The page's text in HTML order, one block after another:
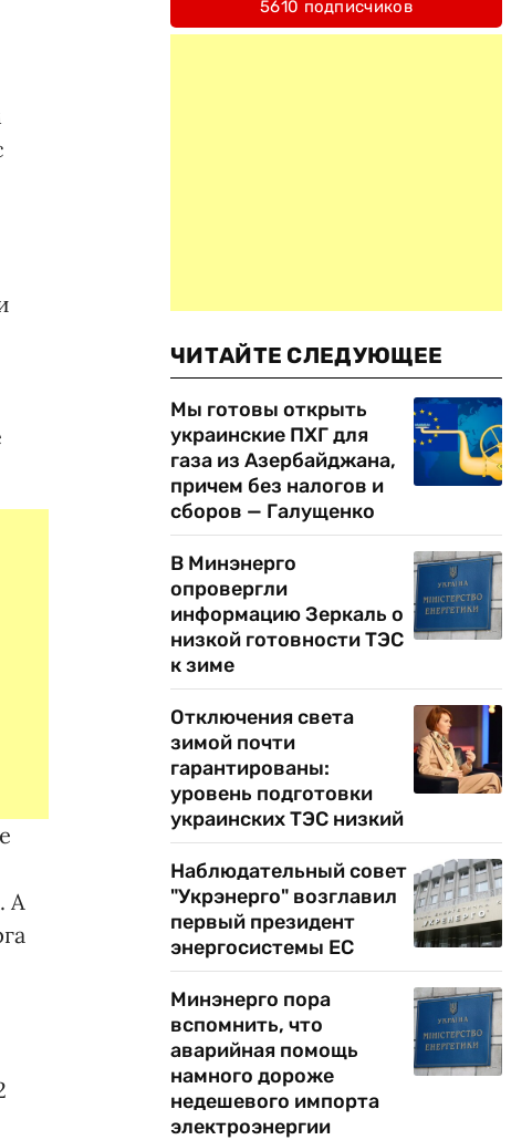
А
5610 подписчиков
ЧИТАЙТЕ СЛЕДУЮЩЕЕ
Мы готовы открыть
украинские ПХГ для
газа из Азербайджана,
причем без налогов и
сборов — Галущенко
В Минэнерго
опровергли
информацию Зеркаль о
низкой готовности ТЭС
к зиме
Отключения света
зимой почти
гарантированы:
уровень подготовки
украинских ТЭС низкий
Наблюдательный совет
"Укрэнерго" возглавил
первый президент
энергосистемы ЕС
Минэнерго пора
вспомнить, что
аварийная помощь
намного дороже
недешевого импорта
электроэнергии